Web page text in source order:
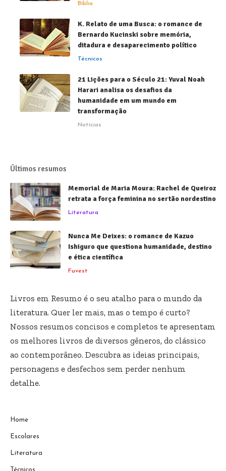
Bíblia
K. Relato de uma Busca: o romance de
Bernardo Kucinski sobre memória,
ditadura e desaparecimento político
Técnicos
21 Lições para o Século 21: Yuval Noah
Harari analisa os desafios da
humanidade em um mundo em
transformação
Notícias
Últimos resumos
Memorial de Maria Moura: Rachel de Queiroz
retrata a força feminina no sertão nordestino
Literatura
Nunca Me Deixes: o romance de Kazuo
Ishiguro que questiona humanidade, destino
e ética científica
Fuvest
Livros em Resumo é o seu atalho para o mundo da
literatura. Quer ler mais, mas o tempo é curto?
Nossos resumos concisos e completos te apresentam
os melhores livros de diversos gêneros, do clássico
ao contemporâneo. Descubra as ideias principais,
personagens e desfechos sem perder nenhum
detalhe.
Home
Escolares
Literatura